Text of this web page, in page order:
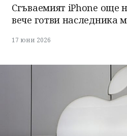
Сгъваемият iPhone още
вече готви наследника
17 юни 2026